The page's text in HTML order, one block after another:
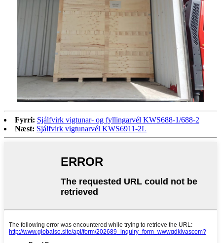
Fyrri: Sjálfvirk vigtunar- og fyllingarvél KWS688-1/688-2
Næst: Sjálfvirk vigtunarvél KWS6911-2L